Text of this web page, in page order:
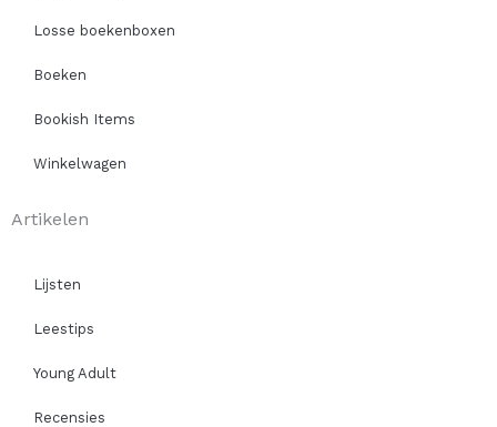
Losse boekenboxen
Boeken
Bookish Items
Winkelwagen
Artikelen
Lijsten
Leestips
Young Adult
Recensies